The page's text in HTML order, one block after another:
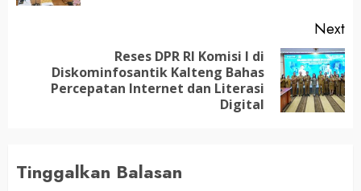
Next
Reses DPR RI Komisi I di
Diskominfosantik Kalteng Bahas
Percepatan Internet dan Literasi
Digital
Tinggalkan Balasan